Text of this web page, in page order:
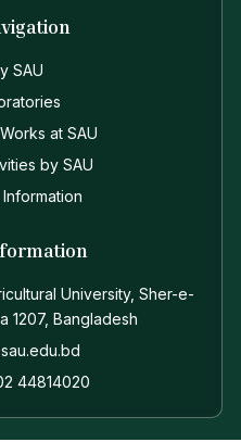
SAU
at SAU
by SAU
University, Sher-e-
1207, Bangladesh
44814020